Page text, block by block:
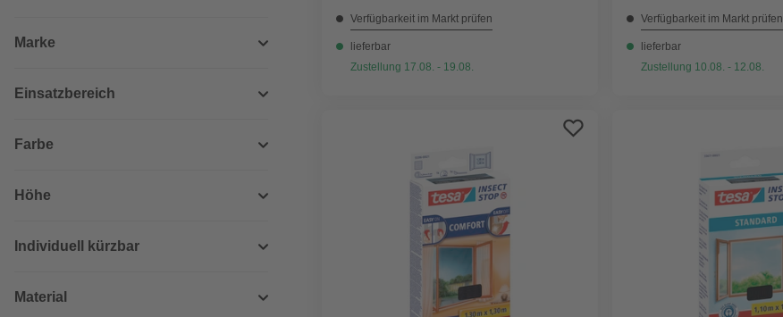
Marke
Einsatzbereich
Farbe
Höhe
Individuell kürzbar
Material
Verfügbarkeit im Markt prüfen
lieferbar
Zustellung 17.08. - 19.08.
Verfügbarkeit im Markt prüfen
lieferbar
Zustellung 10.08. - 12.08.